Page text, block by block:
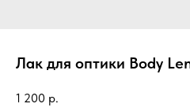
Лак для оптики Body
1 200 р.